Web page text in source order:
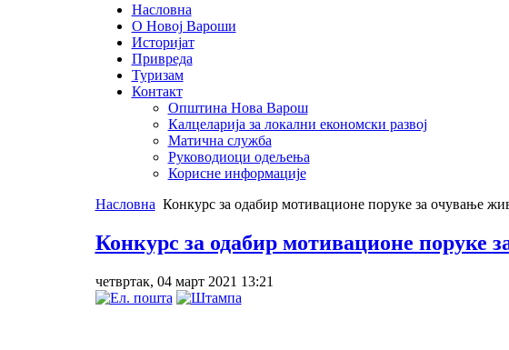
Насловна
О Новој Вароши
Историјат
Привреда
Туризам
Контакт
Општина Нова Варош
Калцеларија за локални економски развој
Матична служба
Руководиоци одељења
Корисне информације
Насловна Конкурс за одабир мотивационе поруке за очување
Конкурс за одабир мотивационе поруке
четвртак, 04 март 2021 13:21